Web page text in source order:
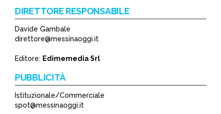
*
DIRETTORE RESPONSABILE
Davide Gambale
direttore@messinaoggi.it
Editore: Edimemedia Srl
PUBBLICITÀ
Istituzionale/Commerciale
spot@messinaoggi.it